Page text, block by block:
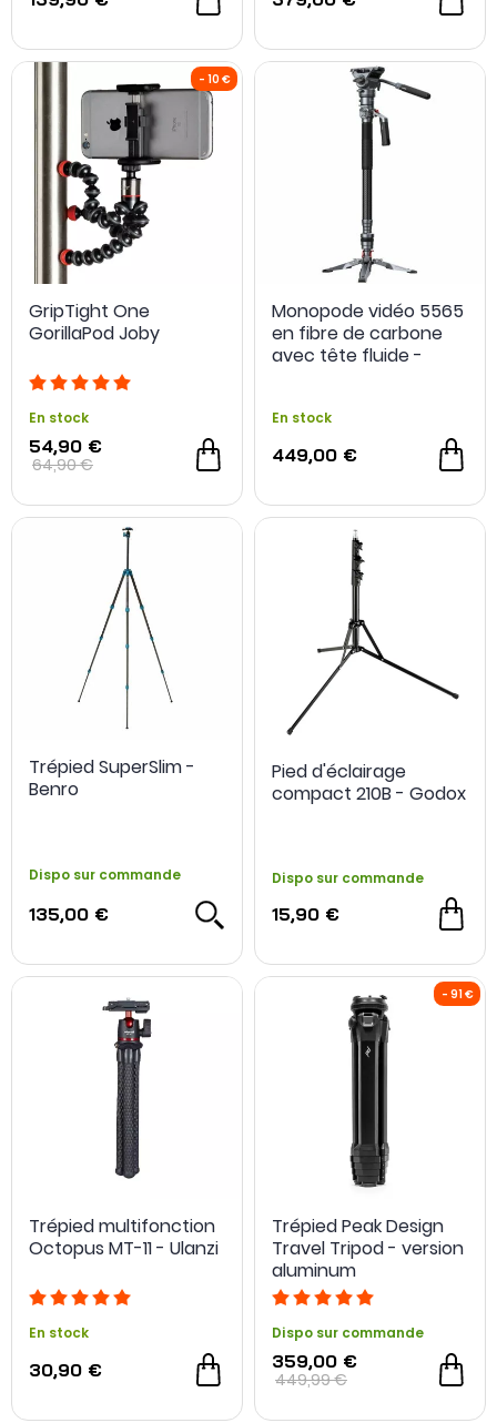
NOUVEAU NOUVEAU
NOUVEAU
GripTight One
GorillaPod Joby
En stock
54,90 €
64,90 €
Monopode vidéo 5565
en fibre de carbone
avec tête fluide -
En stock
449,00 €
Trépied SuperSlim -
Benro
Dispo sur commande
135,00 €
Pied d'éclairage
compact 210B - Godox
Dispo sur commande
15,90 €
Trépied multifonction
Octopus MT-11 - Ulanzi
En stock
30,90 €
Trépied Peak Design
Travel Tripod - version
aluminum
Dispo sur commande
359,00 €
449,99 €